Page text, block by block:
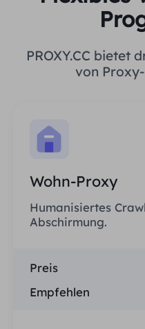
PROXY.CC bietet
von
Wohn-Proxy
Humanisiertes
Abschirmung.
Preis
Empfehlen